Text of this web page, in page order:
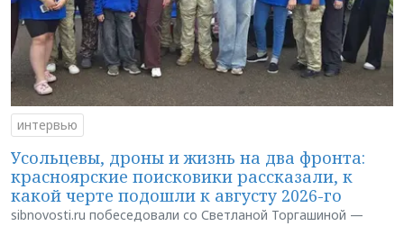
интервью
Усольцевы, дроны и жизнь на два фронта:
красноярские поисковики рассказали, к
какой черте подошли к августу 2026-го
sibnovosti.ru побеседовали со Светланой Торгашиной —